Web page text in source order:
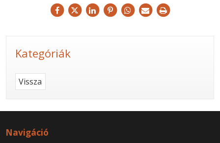
Kategóriák
Vissza
Navigáció